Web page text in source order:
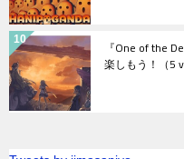
『One of the
楽しもう！ （5